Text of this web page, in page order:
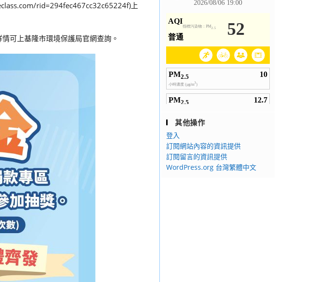
rid=294fec467cc32c65224f)上
可上基隆市環境保護局官網查詢。
其他操作
登入
訂閱網站內容的資訊提供
訂閱留言的資訊提供
WordPress.org 台灣繁體中文